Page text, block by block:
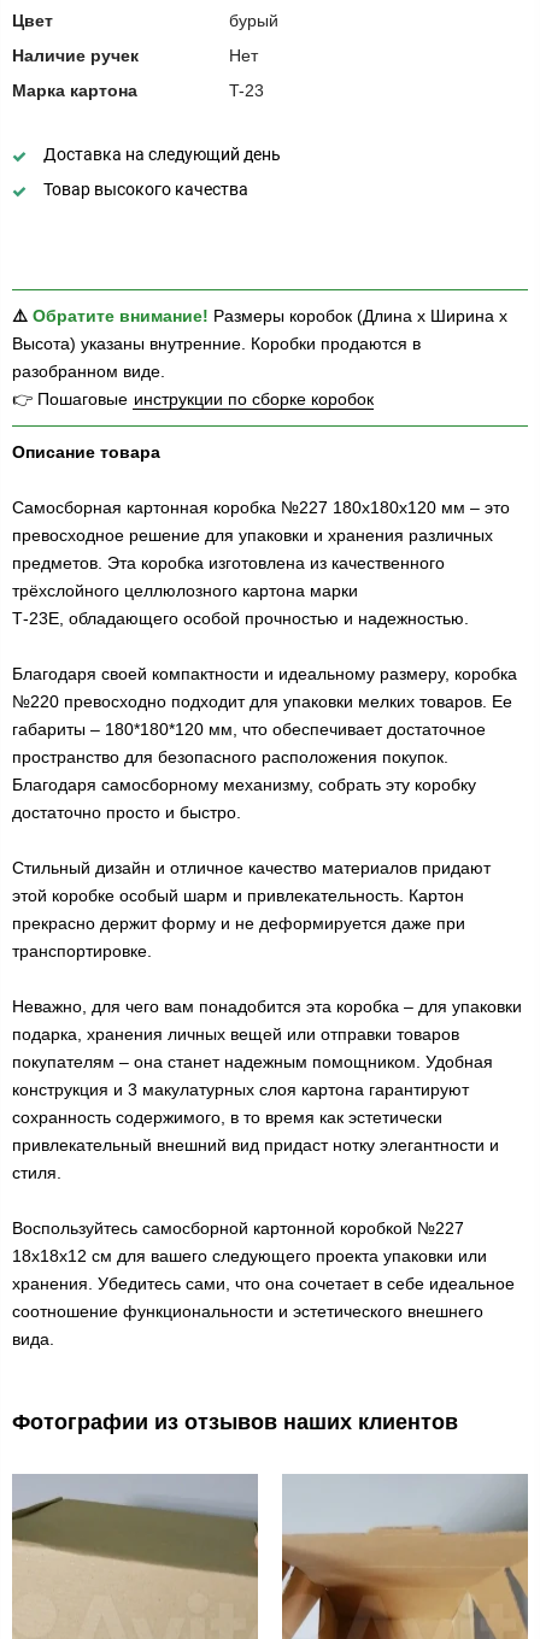
Цвет
бурый
Наличие ручек
Нет
Марка картона
T-23
Доставка на следующий день
Товар высокого качества
⚠️ Обратите внимание! Размеры коробок (Длина х Ширина х
Высота) указаны внутренние. Коробки продаются в
разобранном виде.
👉 Пошаговые инструкции по сборке коробок
Описание товара
Самосборная картонная коробка №227 180х180х120 мм – это
превосходное решение для упаковки и хранения различных
предметов. Эта коробка изготовлена из качественного
трёхслойного целлюлозного картона марки
Т-23Е, обладающего особой прочностью и надежностью.
Благодаря своей компактности и идеальному размеру, коробка
№220 превосходно подходит для упаковки мелких товаров. Ее
габариты – 180*180*120 мм, что обеспечивает достаточное
пространство для безопасного расположения покупок.
Благодаря самосборному механизму, собрать эту коробку
достаточно просто и быстро.
Стильный дизайн и отличное качество материалов придают
этой коробке особый шарм и привлекательность. Картон
прекрасно держит форму и не деформируется даже при
транспортировке.
Неважно, для чего вам понадобится эта коробка – для упаковки
подарка, хранения личных вещей или отправки товаров
покупателям – она станет надежным помощником. Удобная
конструкция и 3 макулатурных слоя картона гарантируют
сохранность содержимого, в то время как эстетически
привлекательный внешний вид придаст нотку элегантности и
стиля.
Воспользуйтесь самосборной картонной коробкой №227
18х18х12 см для вашего следующего проекта упаковки или
хранения. Убедитесь сами, что она сочетает в себе идеальное
соотношение функциональности и эстетического внешнего
вида.
Фотографии из отзывов наших клиентов